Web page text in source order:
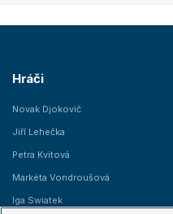
Hráči
Novak Djokovič
Jiří Lehečka
Petra Kvitová
Markéta Vondroušová
Iga Swiatek